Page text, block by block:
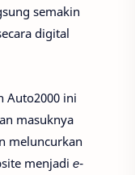
semakin
digital
Auto2000 ini
masuknya
meluncurkan
menjadi e-